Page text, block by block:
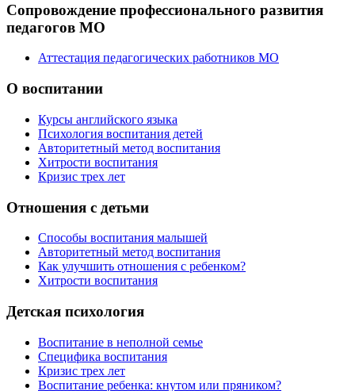
Сопровождение профессионального развития
педагогов МО
Аттестация педагогических работников МО
О воспитании
Курсы английского языка
Психология воспитания детей
Авторитетный метод воспитания
Хитрости воспитания
Кризис трех лет
Отношения с детьми
Способы воспитания малышей
Авторитетный метод воспитания
Как улучшить отношения с ребенком?
Хитрости воспитания
Детская психология
Воспитание в неполной семье
Специфика воспитания
Кризис трех лет
Воспитание ребенка: кнутом или пряником?